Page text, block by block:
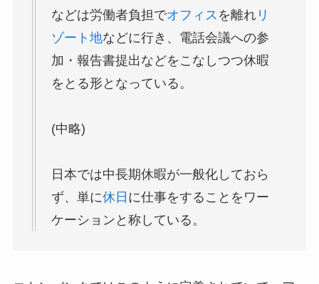
などは労働者負担でオフィス を離れリ
ゾート地などに行き、電話会議への参
加・報告書提出などをこなしつつ休暇
をとる形となっている。
(中略)
日本では中長期休暇が一般化しておら
ず、単に休日 に仕事をすることをワー
ケーションと称している。